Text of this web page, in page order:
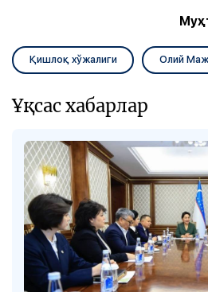
Қишлоқ хўжалиги Олий
Ұқсас хабарлар